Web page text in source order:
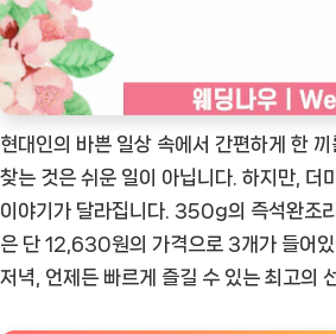
현대인의 바쁜 일상 속에서 간편하게 한
찾는 것은 쉬운 일이 아닙니다. 하지만, 더
이야기가 달라집니다. 350g의 즉석완조
은 단 12,630원의 가격으로 3개가 들어
저녁, 언제든 빠르게 즐길 수 있는 최고의